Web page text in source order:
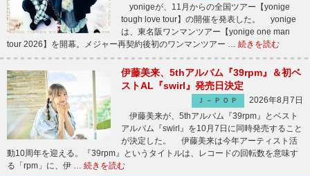
yonigeが、11月からの全国ツアー【yonige
tough love tour】の開催を発表した。 yonige
は、東名阪ワンマンツアー【yonige one man
tour 2026】を開幕。メジャー再契約後初のワンマンツアー … 続きを読む
伊藤美来、5thアルバム『39rpm』＆初ベ
ストAL『swirl』発売日決定
Ｊ－ＰＯＰ
2026年8月7日
伊藤美来が、5thアルバム『39rpm』とベスト
アルバム『swirl』を10月7日に同時発売すること
が決定した。 伊藤美来は今年アーティスト活
動10周年を迎える。『39rpm』というタイトルは、レコードの回転数を意味す
る「rpm」に、伊 … 続きを読む